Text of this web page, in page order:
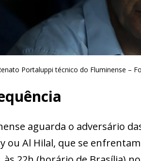
Portaluppi técnico do Fluminense –
aguarda o adversário
ou Al Hilal, que se